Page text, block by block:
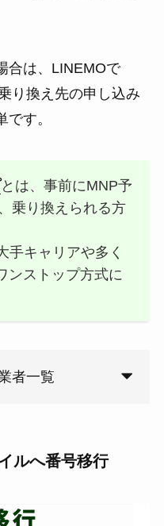
合は、LINEMOで
り換え先の申し込み
す。
とは、事前にMNP予
乗り換えられる方
手キャリアや多く
ンストップ方式に
者一覧
ルへ番号移行